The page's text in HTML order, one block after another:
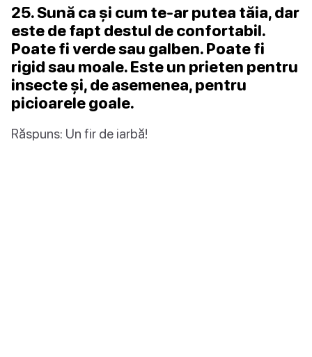
25. Sună ca și cum te-ar putea tăia, dar
este de fapt destul de confortabil.
Poate fi verde sau galben. Poate fi
rigid sau moale. Este un prieten pentru
insecte și, de asemenea, pentru
picioarele goale.
Răspuns: Un fir de iarbă!